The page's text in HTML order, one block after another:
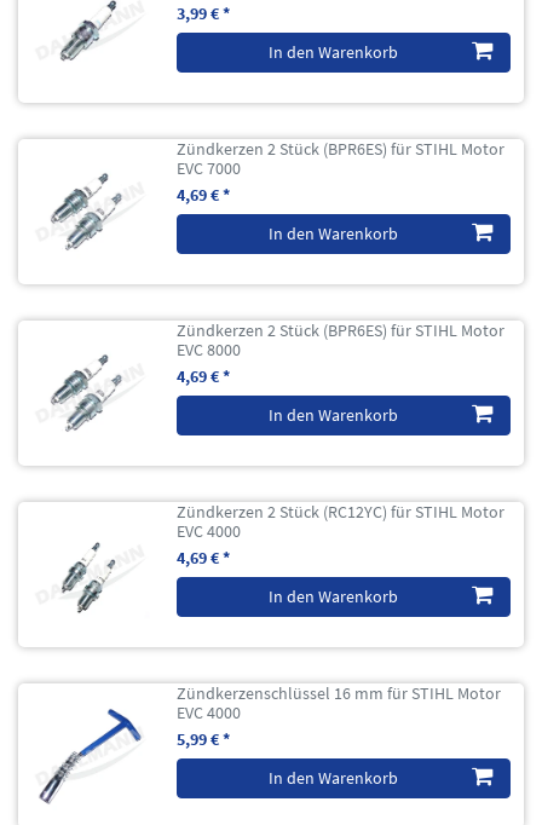
3,99 € *
In den Warenkorb
Zündkerzen 2 Stück (BPR6ES) für STIHL Motor
EVC 7000
4,69 € *
In den Warenkorb
Zündkerzen 2 Stück (BPR6ES) für STIHL Motor
EVC 8000
4,69 € *
In den Warenkorb
Zündkerzen 2 Stück (RC12YC) für STIHL Motor
EVC 4000
4,69 € *
In den Warenkorb
Zündkerzenschlüssel 16 mm für STIHL Motor
EVC 4000
5,99 € *
In den Warenkorb